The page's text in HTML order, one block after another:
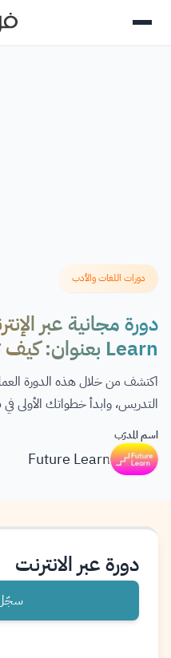
دورات اللغات والأدب
Learn بعنوان: كيف تصبح مدرسًا
اكتشف من خلال هذه الدورة
التدريس، وابدأ خطواتك الأولى
اسم المدرّب
Future Learn
دورة عبر الانترنت
سجّل